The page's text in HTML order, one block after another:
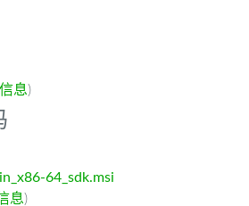
信息)
64_sdk.msi
息)